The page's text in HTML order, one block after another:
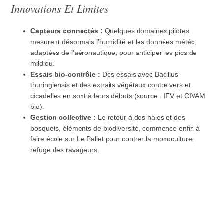
Innovations Et Limites
Capteurs connectés : Quelques domaines pilotes
mesurent désormais l’humidité et les données météo,
adaptées de l’aéronautique, pour anticiper les pics de
mildiou.
Essais bio-contrôle : Des essais avec Bacillus
thuringiensis et des extraits végétaux contre vers et
cicadelles en sont à leurs débuts (source : IFV et CIVAM
bio).
Gestion collective : Le retour à des haies et des
bosquets, éléments de biodiversité, commence enfin à
faire école sur Le Pallet pour contrer la monoculture,
refuge des ravageurs.